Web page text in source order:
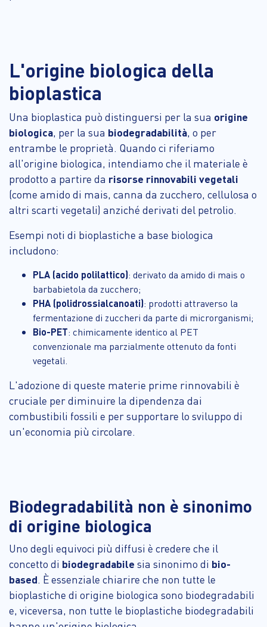
L'origine biologica della
bioplastica
Una bioplastica può distinguersi per la sua origine
biologica, per la sua biodegradabilità, o per
entrambe le proprietà. Quando ci riferiamo
all'origine biologica, intendiamo che il materiale è
prodotto a partire da risorse rinnovabili vegetali
(come amido di mais, canna da zucchero, cellulosa o
altri scarti vegetali) anziché derivati del petrolio.
Esempi noti di bioplastiche a base biologica
includono:
PLA (acido polilattico): derivato da amido di mais o
barbabietola da zucchero;
PHA (polidrossialcanoati): prodotti attraverso la
fermentazione di zuccheri da parte di microrganismi;
Bio-PET: chimicamente identico al PET
convenzionale ma parzialmente ottenuto da fonti
vegetali.
L'adozione di queste materie prime rinnovabili è
cruciale per diminuire la dipendenza dai
combustibili fossili e per supportare lo sviluppo di
un'economia più circolare.
Biodegradabilità non è sinonimo
di origine biologica
Uno degli equivoci più diffusi è credere che il
concetto di biodegradabile sia sinonimo di bio-
based. È essenziale chiarire che non tutte le
bioplastiche di origine biologica sono biodegradabili
e, viceversa, non tutte le bioplastiche biodegradabili